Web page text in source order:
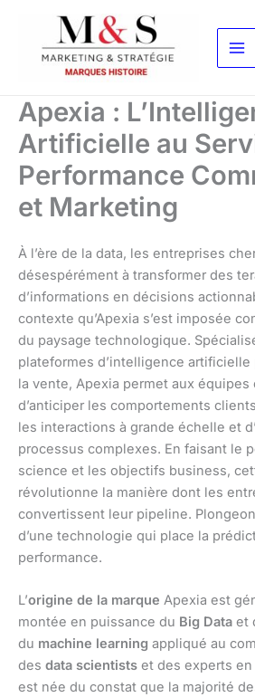
contenu
Apexia :
Artificielle au
Performance
et Marketing
À l’ère de la data, les entreprises
désespérément à transformer des
d’informations en décisions
contexte qu’Apexia s’est imposée
du paysage technologique.
plateformes d’intelligence
la vente, Apexia permet aux équipes
d’anticiper les comportements
les interactions à grande échelle et
processus complexes. En faisant le
science et les objectifs business,
révolutionne la manière dont les
convertissent leur pipeline.
d’une technologie qui place la
performance.
L’origine de la marque Apexia est
montée en puissance du Big Data et
du machine learning appliqué au
des data scientists et des experts en
est née du constat que la majorité